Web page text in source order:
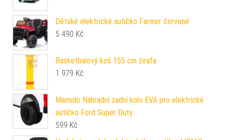
Dětské elektrické autíčko Farmer červené
5 490 Kč
Basketbalový koš 155 cm žirafa
1 979 Kč
Mamido Náhradní zadní kolo EVA pro elektrické
autíčko Ford Super Duty
599 Kč